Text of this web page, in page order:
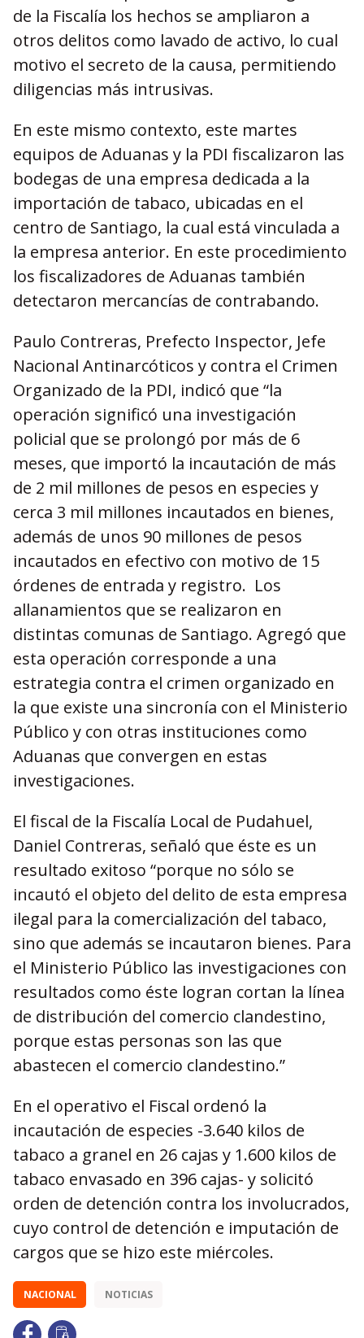
de la Fiscalía los hechos se ampliaron a
otros delitos como lavado de activo, lo cual
motivo el secreto de la causa, permitiendo
diligencias más intrusivas.
En este mismo contexto, este martes
equipos de Aduanas y la PDI fiscalizaron las
bodegas de una empresa dedicada a la
importación de tabaco, ubicadas en el
centro de Santiago, la cual está vinculada a
la empresa anterior. En este procedimiento
los fiscalizadores de Aduanas también
detectaron mercancías de contrabando.
Paulo Contreras, Prefecto Inspector, Jefe
Nacional Antinarcóticos y contra el Crimen
Organizado de la PDI, indicó que “la
operación significó una investigación
policial que se prolongó por más de 6
meses, que importó la incautación de más
de 2 mil millones de pesos en especies y
cerca 3 mil millones incautados en bienes,
además de unos 90 millones de pesos
incautados en efectivo con motivo de 15
órdenes de entrada y registro. Los
allanamientos que se realizaron en
distintas comunas de Santiago. Agregó que
esta operación corresponde a una
estrategia contra el crimen organizado en
la que existe una sincronía con el Ministerio
Público y con otras instituciones como
Aduanas que convergen en estas
investigaciones.
El fiscal de la Fiscalía Local de Pudahuel,
Daniel Contreras, señaló que éste es un
resultado exitoso “porque no sólo se
incautó el objeto del delito de esta empresa
ilegal para la comercialización del tabaco,
sino que además se incautaron bienes. Para
el Ministerio Público las investigaciones con
resultados como éste logran cortan la línea
de distribución del comercio clandestino,
porque estas personas son las que
abastecen el comercio clandestino.”
En el operativo el Fiscal ordenó la
incautación de especies -3.640 kilos de
tabaco a granel en 26 cajas y 1.600 kilos de
tabaco envasado en 396 cajas- y solicitó
orden de detención contra los involucrados,
cuyo control de detención e imputación de
cargos que se hizo este miércoles.
NACIONAL NOTICIAS